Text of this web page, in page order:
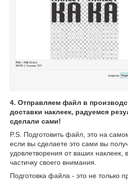
4. Отправляем файл в
доставки наклеек, радуемся
сделали сами!
P.S. Подготовить файл, это на
если вы сделаете это сами вы
удовлетворения от ваших наклеек,
частичку своего внимания.
Подготовка файла - это не только